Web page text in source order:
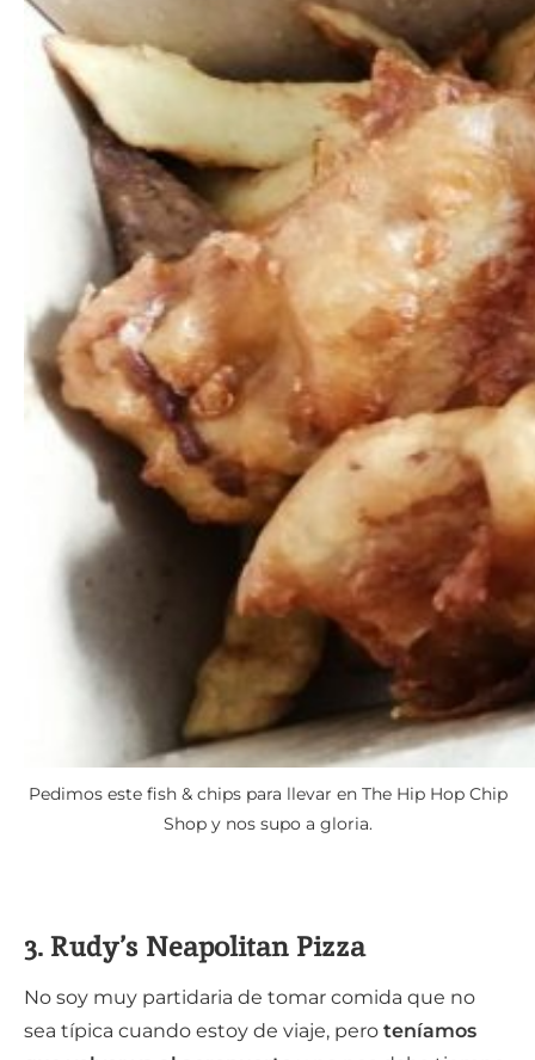
Pedimos este fish & chips para llevar en The Hip Hop Chip
Shop y nos supo a gloria.
3. Rudy’s Neapolitan Pizza
No soy muy partidaria de tomar comida que no
sea típica cuando estoy de viaje, pero teníamos